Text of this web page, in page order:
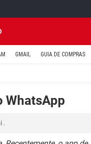
GMAIL GUIA DE COMPRAS
WhatsApp
.